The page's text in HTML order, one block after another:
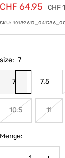
Angebotspreis
CHF 64.95 CHF
SKU:
size: 7
7 7.5
10.5 11
Menge: